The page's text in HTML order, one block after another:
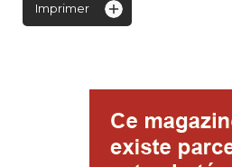
Imprimer